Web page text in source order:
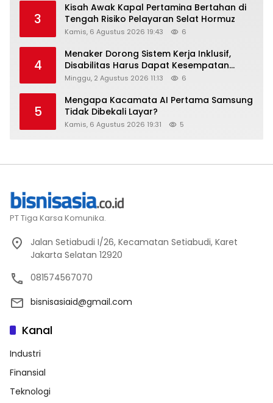
3
Kisah Awak Kapal Pertamina Bertahan di
Tengah Risiko Pelayaran Selat Hormuz
Kamis, 6 Agustus 2026 19:43 6
4
Menaker Dorong Sistem Kerja Inklusif,
Disabilitas Harus Dapat Kesempatan
Setara
Minggu, 2 Agustus 2026 11:13 6
5
Mengapa Kacamata AI Pertama Samsung
Tidak Dibekali Layar?
Kamis, 6 Agustus 2026 19:31 5
PT Tiga Karsa Komunika.
Jalan Setiabudi I/26, Kecamatan Setiabudi, Karet
Jakarta Selatan 12920
081574567070
bisnisasiaid@gmail.com
Kanal
Industri
Finansial
Teknologi